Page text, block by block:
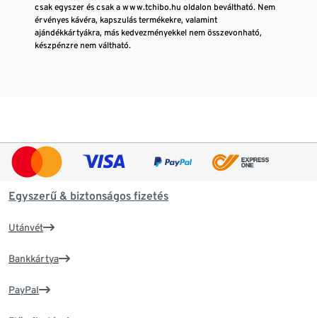
csak egyszer és csak a www.tchibo.hu oldalon beváltható. Nem
érvényes kávéra, kapszulás termékekre, valamint
ajándékkártyákra, más kedvezményekkel nem összevonható,
készpénzre nem váltható.
Egyszerű & biztonságos fizetés
Utánvét
Bankkártya
PayPal